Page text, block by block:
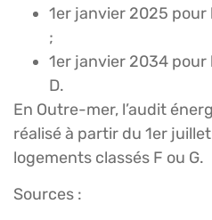
1er janvier 2025 pour
;
1er janvier 2034 pour
D.
En Outre-mer, l’audit
réalisé à partir du 1er
logements classés F ou G.
Sources :